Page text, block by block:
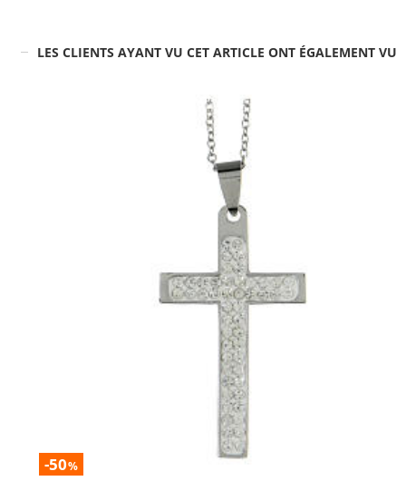
LES CLIENTS AYANT VU CET ARTICLE ONT ÉGALEMENT VU
-50%